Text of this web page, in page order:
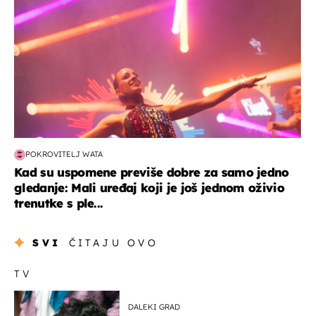
POKROVITELJ WATA
Kad su uspomene previše dobre za samo jedno
gledanje: Mali uređaj koji je još jednom oživio
trenutke s ple...
SVI ČITAJU OVO
TV
DALEKI GRAD